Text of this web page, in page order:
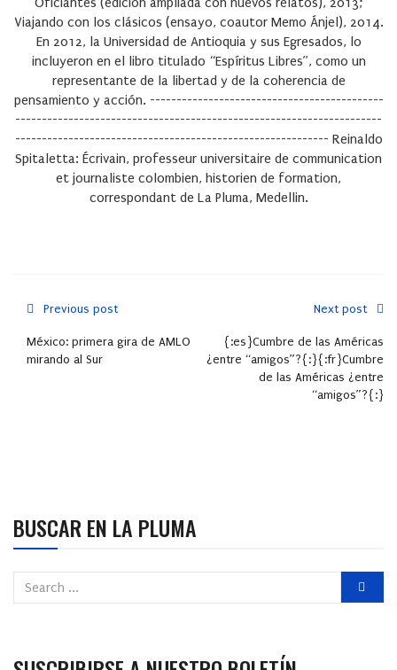
Viajando con los clásicos (ensayo, coautor Memo Ánjel), 2014.
En 2012, la Universidad de Antioquia y sus Egresados, lo
incluyeron en el libro titulado “Espíritus Libres”, como un
representante de la libertad y de la coherencia de
pensamiento y acción. --------------------------------------------
---------------------------------------------------------------------
----------------------------------------------------------- Reinaldo
Spitaletta: Écrivain, professeur universitaire de communication
et journaliste colombien, historien de formation,
correspondant de La Pluma, Medellin.
Previous post
México: primera gira de AMLO
mirando al Sur
Next post
{:es}Cumbre de las Américas
¿entre “amigos”?{:}{:fr}Cumbre
de las Américas ¿entre
“amigos”?{:}
BUSCAR EN LA PLUMA